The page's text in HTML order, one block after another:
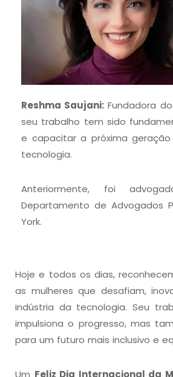
Reshma Saujani: Fundadora
seu trabalho tem sido
e capacitar a próxima
tecnologia.
Anteriormente, foi
Departamento de Advogados
York.
Hoje e todos os dias,
as mulheres que desafiam,
indústria da tecnologia. Seu
impulsiona o progresso, mas
para um futuro mais inclusivo e
Um Feliz Dia Internacional da